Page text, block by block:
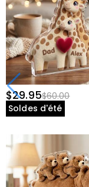
$29.95$60.00
Soldes d'été